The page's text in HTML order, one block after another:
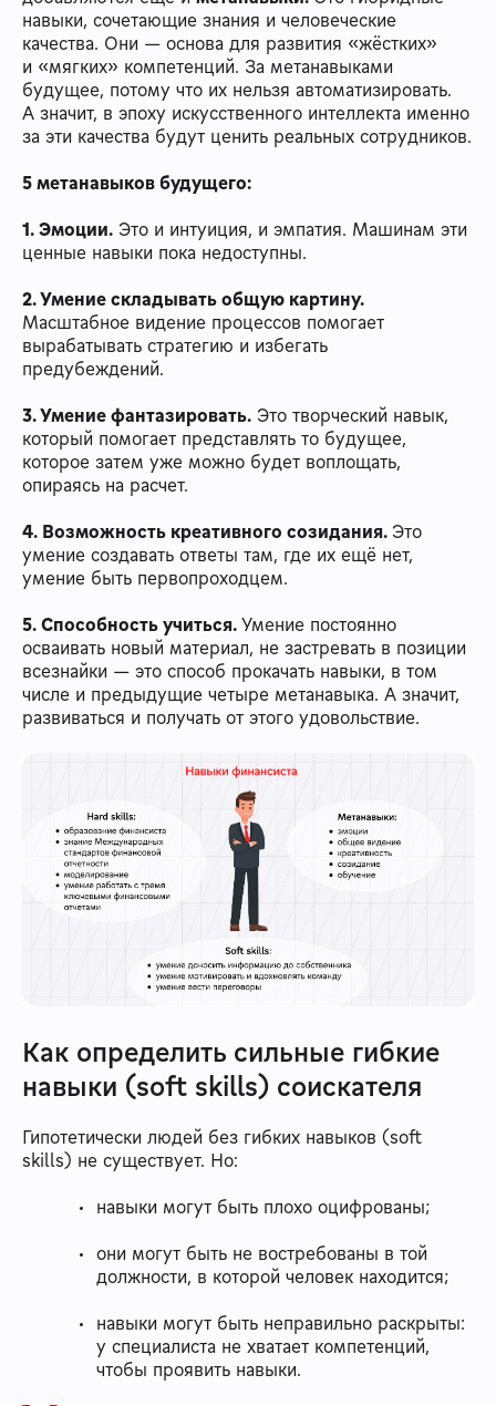
навыки, сочетающие знания и человеческие
качества. Они — основа для развития «жёстких»
и «мягких» компетенций. За метанавыками
будущее, потому что их нельзя автоматизировать.
А значит, в эпоху искусственного интеллекта именно
за эти качества будут ценить реальных сотрудников.
5 метанавыков будущего:
1. Эмоции. Это и интуиция, и эмпатия. Машинам эти
ценные навыки пока недоступны.
2. Умение складывать общую картину.
Масштабное видение процессов помогает
вырабатывать стратегию и избегать
предубеждений.
3. Умение фантазировать. Это творческий навык,
который помогает представлять то будущее,
которое затем уже можно будет воплощать,
опираясь на расчет.
4. Возможность креативного созидания. Это
умение создавать ответы там, где их ещё нет,
умение быть первопроходцем.
5. Способность учиться.Умение постоянно
осваивать новый материал, не застревать в позиции
всезнайки — это способ прокачать навыки, в том
числе и предыдущие четыре метанавыка. А значит,
развиваться и получать от этого удовольствие.
Как определить сильные гибкие
навыки (soft skills) соискателя
Гипотетически людей без гибких навыков (soft
skills) не существует. Но:
навыки могут быть плохо оцифрованы;
они могут быть не востребованы в той
должности, в которой человек находится;
навыки могут быть неправильно раскрыты:
у специалиста не хватает компетенций,
чтобы проявить навыки.